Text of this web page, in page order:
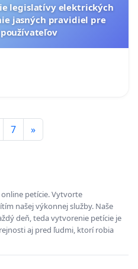
legislatívy elektrických
jasných pravidiel pre
7 »
petície. Vytvorte
našej výkonnej služby. Naše
deň, teda vytvorenie petície je
aj pred ľudmi, ktorí robia